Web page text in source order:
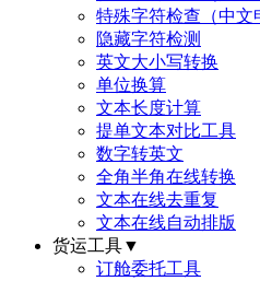
特殊字符检查（中文
隐藏字符检测
英文大小写转换
单位换算
文本长度计算
提单文本对比工具
数字转英文
全角半角在线转换
文本在线去重复
文本在线自动排版
货运工具▼
订舱委托工具